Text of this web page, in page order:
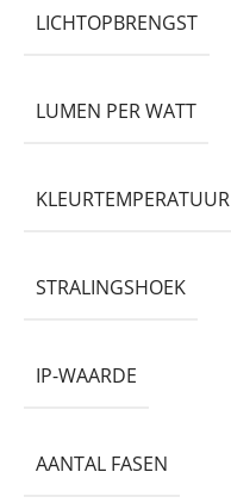
LICHTOPBRENGST
LUMEN PER WATT
KLEURTEMPERATUUR
STRALINGSHOEK
IP-WAARDE
AANTAL FASEN